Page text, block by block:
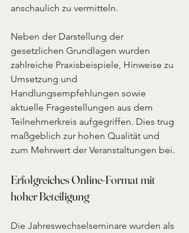
anschaulich zu vermitteln.
Neben der Darstellung der
gesetzlichen Grundlagen wurden
zahlreiche Praxisbeispiele, Hinweise zu
Umsetzung und
Handlungsempfehlungen sowie
aktuelle Fragestellungen aus dem
Teilnehmerkreis aufgegriffen. Dies trug
maßgeblich zur hohen Qualität und
zum Mehrwert der Veranstaltungen bei.
Erfolgreiches Online‑Format mit
hoher Beteiligung
Die Jahreswechselseminare wurden als